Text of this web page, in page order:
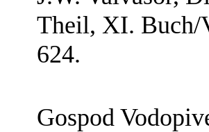
Theil, XI. Buch/
624.
Gospod